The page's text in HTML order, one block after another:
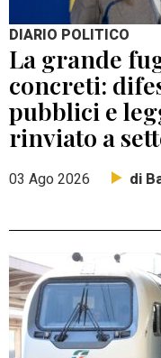
DIARIO POLITICO
La grande
concreti:
pubblici e
rinviato a
03 Ago 2026 di